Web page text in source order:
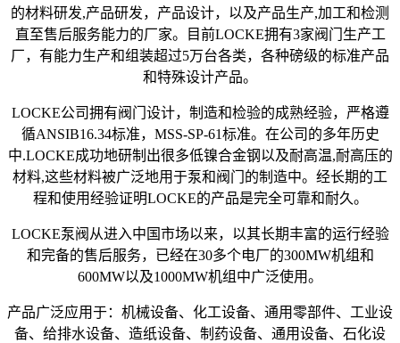
的材料研发,产品研发，产品设计，以及产品生产,加工和检测
直至售后服务能力的厂家。目前LOCKE拥有3家阀门生产工
厂，有能力生产和组装超过5万台各类，各种磅级的标准产品
和特殊设计产品。
LOCKE公司拥有阀门设计，制造和检验的成熟经验，严格遵
循ANSIB16.34标准，MSS-SP-61标准。在公司的多年历史
中.LOCKE成功地研制出很多低镍合金钢以及耐高温,耐高压的
材料,这些材料被广泛地用于泵和阀门的制造中。经长期的工
程和使用经验证明LOCKE的产品是完全可靠和耐久。
LOCKE泵阀从进入中国市场以来，以其长期丰富的运行经验
和完备的售后服务，已经在30多个电厂的300MW机组和
600MW以及1000MW机组中广泛使用。
产品广泛应用于：机械设备、化工设备、通用零部件、工业设
备、给排水设备、造纸设备、制药设备、通用设备、石化设